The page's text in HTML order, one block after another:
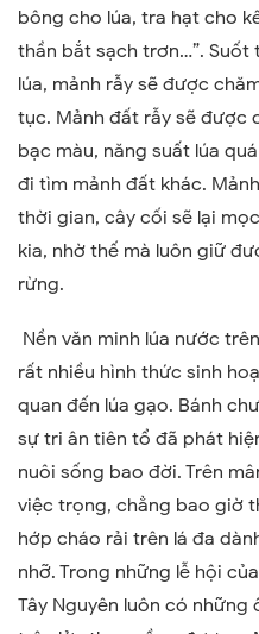
bông cho lúa, tra hạt cho
thần bắt sạch trơn…”.
lúa, mảnh rẫy sẽ được
tục. Mảnh đất rẫy sẽ được
bạc màu, năng suất lúa
đi tìm mảnh đất khác.
thời gian, cây cối sẽ lại
kia, nhờ thế mà luôn giữ
rừng.
Nền văn minh lúa nước
rất nhiều hình thức sinh
quan đến lúa gạo. Bánh
sự tri ân tiên tổ đã phát
nuôi sống bao đời. Trên
việc trọng, chẳng bao giờ
hớp cháo rải trên lá đa
nhỡ. Trong những lễ hội
Tây Nguyên luôn có